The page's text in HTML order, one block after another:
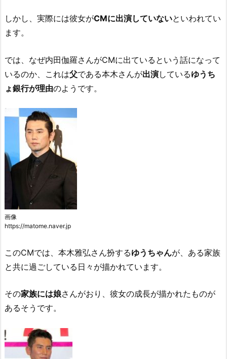
しかし、実際には彼女がCMに出演していないといわれてい
ます。
では、なぜ内田伽羅さんがCMに出ているという話になって
いるのか、これは父である本木さんが出演しているゆうち
ょ銀行が理由のようです。
画像
https://matome.naver.jp
このCMでは、本木雅弘さん扮するゆうちゃんが、ある家族
と共に過ごしている日々が描かれています。
その家族には娘さんがおり、彼女の成長が描かれたものが
あるそうです。